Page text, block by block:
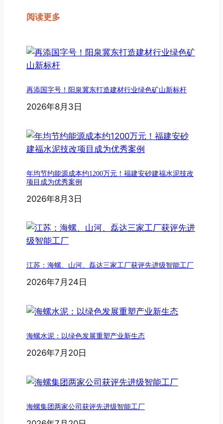
阅读更多
再添国字号！阳泉冀东打造建材行业绿色矿山新标杆
2026年8月3日
年均节约能源成本约1200万元！福建安砂建福水泥技改
项目成为优秀案例
2026年8月3日
江苏：海螺、山河、磊达三家工厂获评先进级智能工厂
2026年7月24日
海螺水泥：以绿色发展重塑产业新生态
2026年7月20日
海螺集团两家公司获评先进级智能工厂